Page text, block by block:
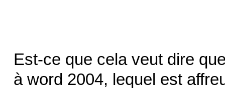
Est-ce que cela veut dire
à word 2004, lequel est